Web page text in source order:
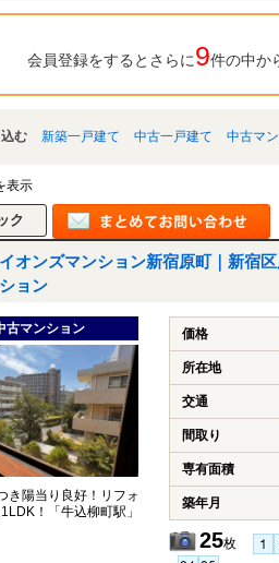
会員登録をするとさらに9件の中か
む 新築一戸建て 中古一戸建て 中古マ
表示
オンズマンション新宿原町｜新宿
ョン
古マンション
き陽当り良好！リフォ
！「牛込柳町駅」
価格
所在地
交通
間取り
専有面積
築年月
25枚